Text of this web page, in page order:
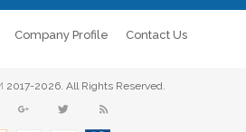
Company Profile Contact Us
2017-2026. All Rights Reserved.